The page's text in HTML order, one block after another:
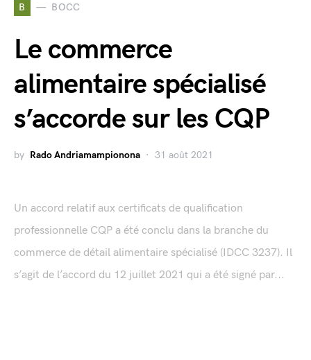
B BOCC
Le commerce
alimentaire spécialisé
s’accorde sur les CQP
by Rado Andriamampionona 31 août 2021
Un accord relatif aux certificats de qualification
professionnelle CQP a été conclu dans la branche du
commerce de détail alimentaire spécialisé (IDCC 3237). Il
s’agit de l’accord du 12 juillet 2021 qui a été signé par...